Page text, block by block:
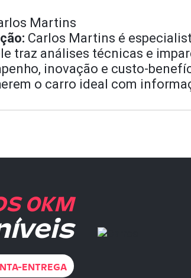
Martins
Carlos Martins é
traz análises técnicas e
inovação e custo-
o carro ideal com
0KM
ENTREGA